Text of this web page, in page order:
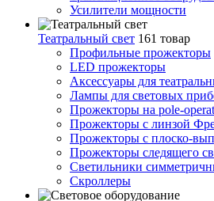
Усилители мощности
Театральный свет 161 товар
Профильные прожекторы
LED прожекторы
Аксессуары для
Лампы для световых
Прожекторы на pole-
Прожекторы с линзой
Прожекторы с плоско-
Прожекторы следящего
Светильники
Скроллеры